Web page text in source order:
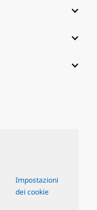
Impostazioni
dei cookie